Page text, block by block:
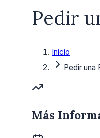
Pedir
Inicio
Pedir una
Más